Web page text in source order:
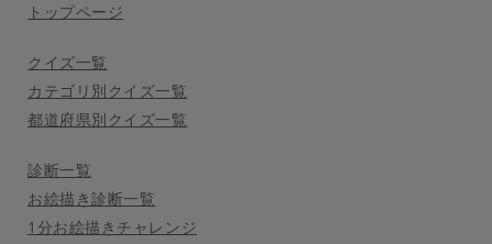
トップページ
クイズ一覧
カテゴリ別クイズ一覧
都道府県別クイズ一覧
診断一覧
お絵描き診断一覧
1分お絵描きチャレンジ